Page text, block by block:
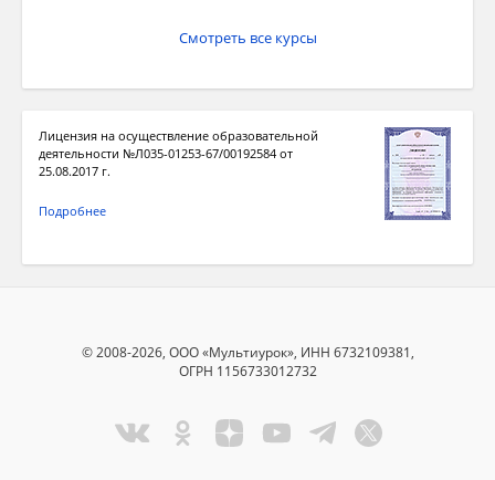
Смотреть все курсы
Лицензия на осуществление образовательной
деятельности №Л035-01253-67/00192584 от
25.08.2017 г.
Подробнее
© 2008-2026, ООО «Мультиурок», ИНН 6732109381,
ОГРН 1156733012732